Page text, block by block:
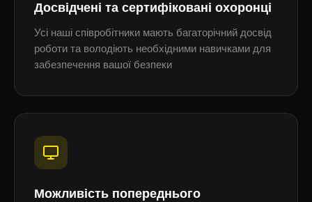
Досвідчені та сертифіковані охоронці
Усі наші співробітники мають багаторічний досвід
роботи та володіють необхідними навичками для
забезпечення вашої безпеки
Можливість попереднього